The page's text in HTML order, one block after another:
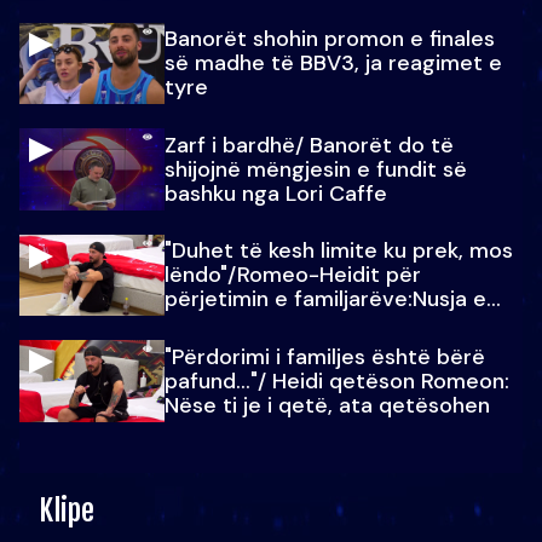
Banorët shohin promon e finales
së madhe të BBV3, ja reagimet e
tyre
Zarf i bardhë/ Banorët do të
shijojnë mëngjesin e fundit së
bashku nga Lori Caffe
"Duhet të kesh limite ku prek, mos
lëndo"/Romeo-Heidit për
përjetimin e familjarëve:Nusja e
"Përdorimi i familjes është bërë
pafund…"/ Heidi qetëson Romeon:
Nëse ti je i qetë, ata qetësohen
Klipe